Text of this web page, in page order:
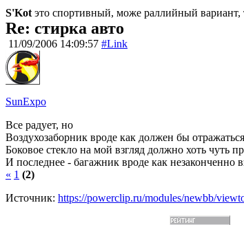
S'Kot это спортивный, може раллийный вариант,
Re: стирка авто
11/09/2006 14:09:57 #Link
SunExpo
Все радует, но
Воздухозаборник вроде как должен бы
Боковое стекло на мой взгляд должно хоть чуть
И последнее - багажник вроде как незаконченно
« 1 (2)
Источник: https://powerclip.ru/modules/newbb/